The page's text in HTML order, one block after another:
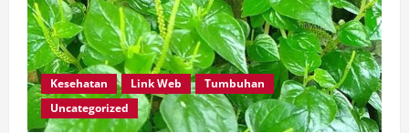
Kesehatan Link Web
Tumbuhan
Uncategorized